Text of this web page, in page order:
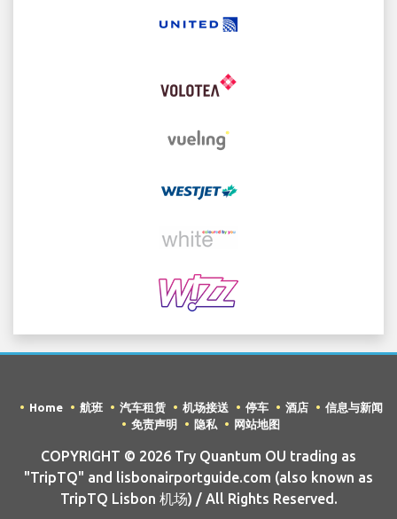
Home 航班 汽车租赁 机场接送 停车 酒店
信息与新闻
免责声明
隐私 网站地图
COPYRIGHT © 2026 Try Quantum OU trading as
"TripTQ" and lisbonairportguide.com (also known as
TripTQ Lisbon 机场) / All Rights Reserved.